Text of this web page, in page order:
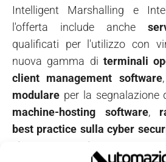
Intelligent Marshalling e
l'offerta include anche
qualificati per l'utilizzo con
nuova gamma di terminali
client management software
modulare per la segnalazione
machine-hosting software,
best practice sulla cyber
sistema operativo
supporto